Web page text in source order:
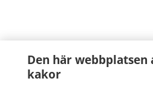
Den här webbplatsen
kakor